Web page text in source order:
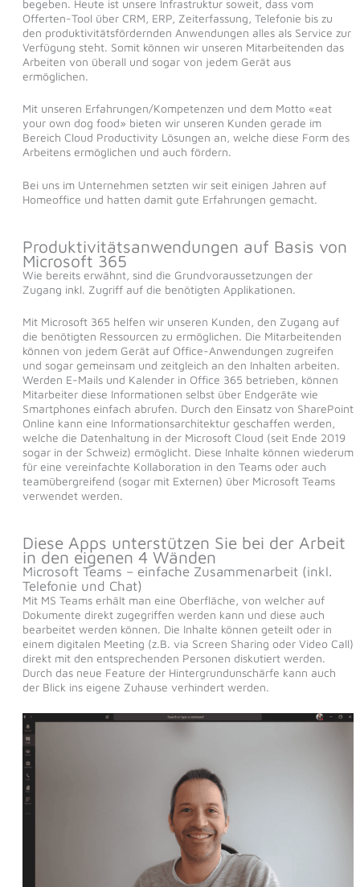
begeben. Heute ist unsere Infrastruktur soweit, dass vom
Offerten-Tool über CRM, ERP, Zeiterfassung, Telefonie bis zu
den produktivitätsfördernden Anwendungen alles als Service zur
Verfügung steht. Somit können wir unseren Mitarbeitenden das
Arbeiten von überall und sogar von jedem Gerät aus
ermöglichen.
Mit unseren Erfahrungen/Kompetenzen und dem Motto «eat
your own dog food» bieten wir unseren Kunden gerade im
Bereich Cloud Productivity Lösungen an, welche diese Form des
Arbeitens ermöglichen und auch fördern.
Bei uns im Unternehmen setzten wir seit einigen Jahren auf
Homeoffice und hatten damit gute Erfahrungen gemacht.
Produktivitätsanwendungen auf Basis von
Microsoft 365
Wie bereits erwähnt, sind die Grundvoraussetzungen der
Zugang inkl. Zugriff auf die benötigten Applikationen.
Mit Microsoft 365 helfen wir unseren Kunden, den Zugang auf
die benötigten Ressourcen zu ermöglichen. Die Mitarbeitenden
können von jedem Gerät auf Office-Anwendungen zugreifen
und sogar gemeinsam und zeitgleich an den Inhalten arbeiten.
Werden E-Mails und Kalender in Office 365 betrieben, können
Mitarbeiter diese Informationen selbst über Endgeräte wie
Smartphones einfach abrufen. Durch den Einsatz von SharePoint
Online kann eine Informationsarchitektur geschaffen werden,
welche die Datenhaltung in der Microsoft Cloud (seit Ende 2019
sogar in der Schweiz) ermöglicht. Diese Inhalte können wiederum
für eine vereinfachte Kollaboration in den Teams oder auch
teamübergreifend (sogar mit Externen) über Microsoft Teams
verwendet werden.
Diese Apps unterstützen Sie bei der Arbeit
in den eigenen 4 Wänden
Microsoft Teams – einfache Zusammenarbeit (inkl.
Telefonie und Chat)
Mit MS Teams erhält man eine Oberfläche, von welcher auf
Dokumente direkt zugegriffen werden kann und diese auch
bearbeitet werden können. Die Inhalte können geteilt oder in
einem digitalen Meeting (z.B. via Screen Sharing oder Video Call)
direkt mit den entsprechenden Personen diskutiert werden.
Durch das neue Feature der Hintergrundunschärfe kann auch
der Blick ins eigene Zuhause verhindert werden.